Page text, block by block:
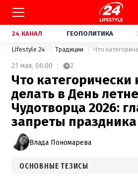
24 КАНАЛ ГЕОПОЛИТИКА
Lifestyle 24 Традиции
21 мая, 06:00 2
Что категорически
делать в День
Чудотворца 2026:
запреты праздника
Влада Пономарева
ОСНОВНЫЕ ТЕЗИСЫ